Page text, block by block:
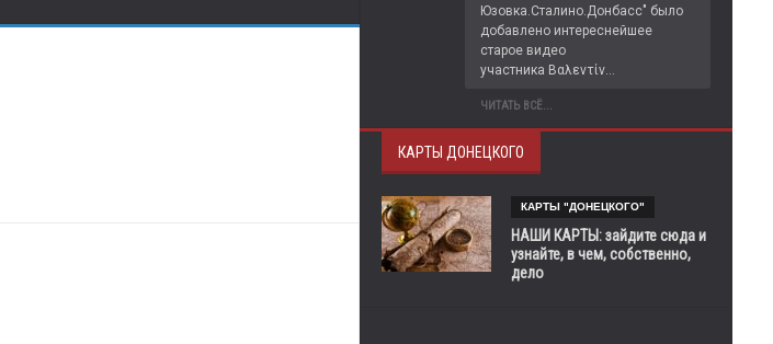
Юзовка.Сталино.Донбасс" было
добавлено интереснейшее
старое видео
участника Βαλεντίν...
ЧИТАТЬ ВСЁ...
КАРТЫ ДОНЕЦКОГО
КАРТЫ "ДОНЕЦКОГО"
НАШИ КАРТЫ: зайдите сюда и
узнайте, в чем, собственно,
дело